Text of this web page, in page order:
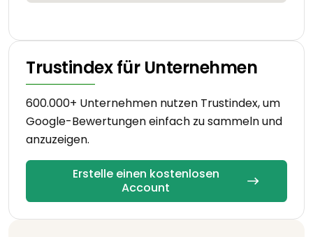
Trustindex für Unternehmen
600.000+ Unternehmen nutzen Trustindex, um
Google-Bewertungen einfach zu sammeln und
anzuzeigen.
Erstelle einen kostenlosen
Account